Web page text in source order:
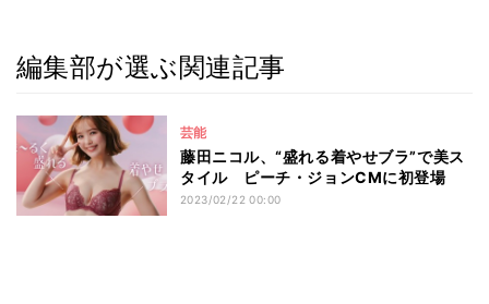
編集部が選ぶ関連記事
芸能
藤田ニコル、“盛れる着やせブラ”で美ス
タイル ピーチ・ジョンCMに初登場
2023/02/22 00:00